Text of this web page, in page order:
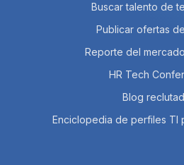
Buscar talento de
Publicar ofertas
Reporte del
HR Tech
Blog
Enciclopedia de perfiles TI